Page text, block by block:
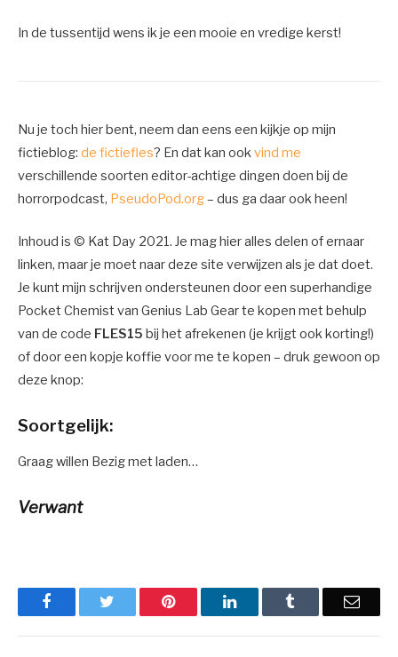
In de tussentijd wens ik je een mooie en vredige kerst!
Nu je toch hier bent, neem dan eens een kijkje op mijn
fictieblog: de fictiefles? En dat kan ookvind me
verschillende soorten editor-achtige dingen doen bij de
horrorpodcast, PseudoPod.org– dus ga daar ook heen!
Inhoud is © Kat Day 2021. Je mag hier alles delen of ernaar
linken, maar je moet naar deze site verwijzen als je dat doet.
Je kunt mijn schrijven ondersteunen door een superhandige
Pocket Chemist van Genius Lab Gear te kopen met behulp
van de code FLES15 bij het afrekenen (je krijgt ook korting!)
of door een kopje koffie voor me te kopen – druk gewoon op
deze knop:
Soortgelijk:
Graag willen Bezig met laden…
Verwant
Facebook Pinterest LinkedIn Email